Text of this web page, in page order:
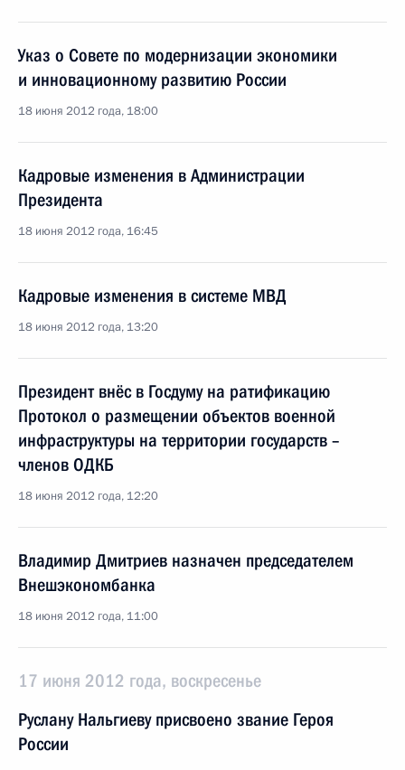
Указ о Совете по модернизации экономики
и инновационному развитию России
18 июня 2012 года, 18:00
Кадровые изменения в Администрации
Президента
18 июня 2012 года, 16:45
Кадровые изменения в системе МВД
18 июня 2012 года, 13:20
Президент внёс в Госдуму на ратификацию
Протокол о размещении объектов военной
инфраструктуры на территории государств –
членов ОДКБ
18 июня 2012 года, 12:20
Владимир Дмитриев назначен председателем
Внешэкономбанка
18 июня 2012 года, 11:00
17 июня 2012 года, воскресенье
Руслану Нальгиеву присвоено звание Героя
России